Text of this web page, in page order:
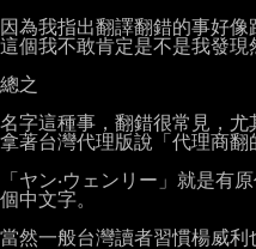
因為我指出翻譯翻錯的事好像
這個我不敢肯定是不是我發現
總之
名字這種事，翻錯很常見，尤
拿著台灣代理版說「代理商翻
「ヤン‧ウェンリー」就是有
個中文字。
當然一般台灣讀者習慣楊威利